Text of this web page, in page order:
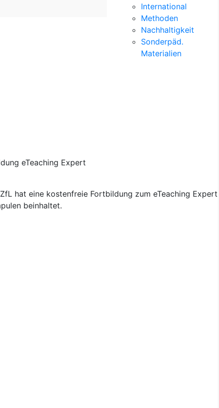
International
Methoden
Nachhaltigkeit
Sonderpäd.
Materialien
hat eine kostenfreie Fortbildung zum eTeaching
beinhaltet.